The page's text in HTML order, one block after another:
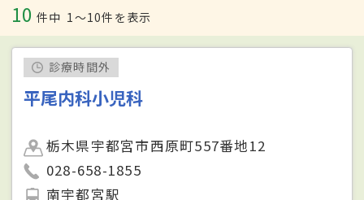
10 件中 1〜10件を表示
診療時間外
平尾内科小児科
栃木県宇都宮市西原町557番地12
028-658-1855
南宇都宮駅